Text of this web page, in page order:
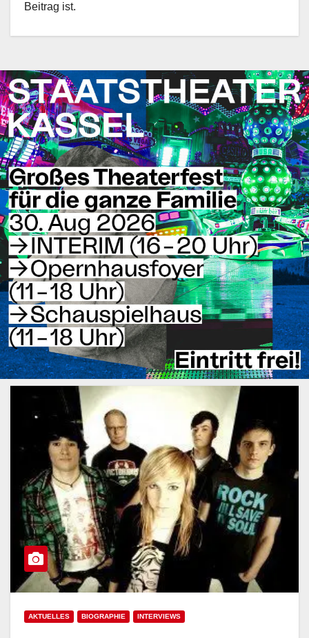
Beitrag ist.
AKTUELLES BIOGRAPHIE INTERVIEWS